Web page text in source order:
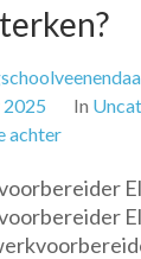
In
achterop
Kom